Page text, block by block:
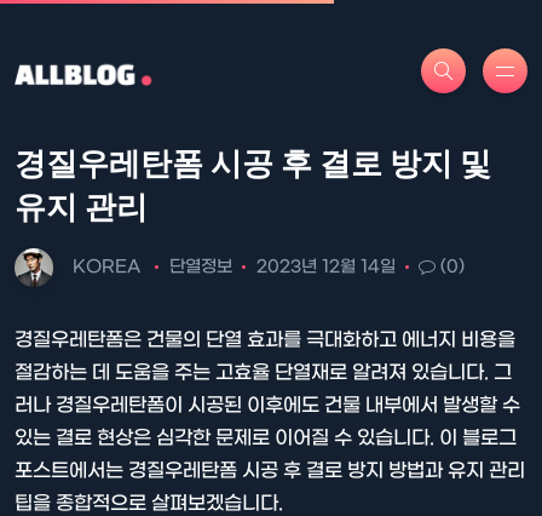
경질우레탄폼 시공 후 결로 방지 및
유지 관리
KOREA 단열정보 2023년 12월 14일 (0)
경질우레탄폼은 건물의 단열 효과를 극대화하고 에너지 비용을
절감하는 데 도움을 주는 고효율 단열재로 알려져 있습니다. 그
러나 경질우레탄폼이 시공된 이후에도 건물 내부에서 발생할 수
있는 결로 현상은 심각한 문제로 이어질 수 있습니다. 이 블로그
포스트에서는 경질우레탄폼 시공 후 결로 방지 방법과 유지 관리
팁을 종합적으로 살펴보겠습니다.